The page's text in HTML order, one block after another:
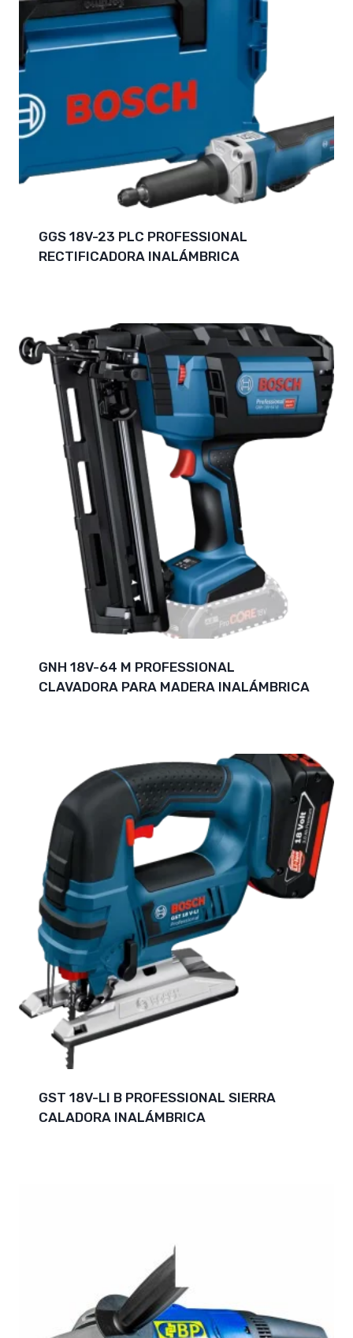
GGS 18V-23 PLC PROFESSIONAL
RECTIFICADORA INALÁMBRICA
GNH 18V-64 M PROFESSIONAL
CLAVADORA PARA MADERA INALÁMBRICA
GST 18V-LI B PROFESSIONAL SIERRA
CALADORA INALÁMBRICA